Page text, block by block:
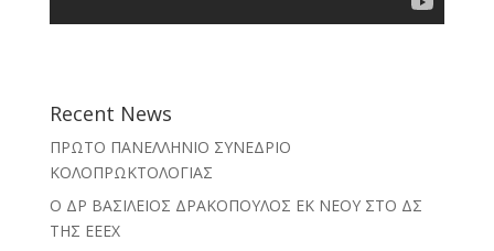
Recent News
ΠΡΩΤΟ ΠΑΝΕΛΛΗΝΙΟ ΣΥΝΕΔΡΙΟ
ΚΟΛΟΠΡΩΚΤΟΛΟΓΙΑΣ
O ΔΡ ΒΑΣΙΛΕΙΟΣ ΔΡΑΚΟΠΟΥΛΟΣ ΕΚ ΝΕΟΥ ΣΤΟ ΔΣ
ΤΗΣ ΕΕΕΧ